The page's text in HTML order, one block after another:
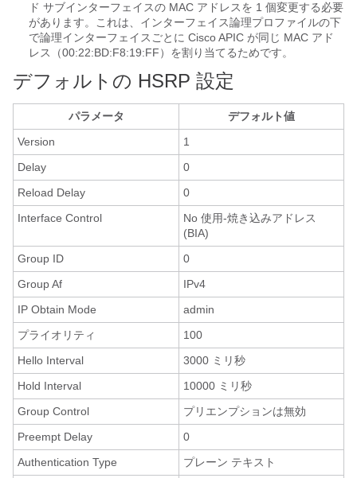
ド サブインターフェイスの MAC アドレスを 1 個変更する必要
があります。これは、インターフェイス論理プロファイルの下
で論理インターフェイスごとに Cisco APIC が同じ MAC アド
レス（00:22:BD:F8:19:FF）を割り当てるためです。
デフォルトの HSRP 設定
パラメータ
デフォルト値
Version
1
Delay
0
Reload Delay
0
Interface Control
No 使用-焼き込みアドレス
(BIA)
Group ID
0
Group Af
IPv4
IP Obtain Mode
admin
プライオリティ
100
Hello Interval
3000 ミリ秒
Hold Interval
10000 ミリ秒
Group Control
プリエンプションは無効
Preempt Delay
0
Authentication Type
プレーン テキスト